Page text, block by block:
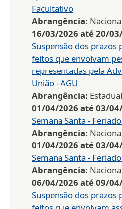
Facultativo
Abrangência: Nacional
16/03/2026 até20/
Suspensão dos prazos
feitos que envolvam
representadas pela
União - AGU
Abrangência: Estadual
01/04/2026 até03/
Semana Santa -
Abrangência: Nacional
01/04/2026 até03/
Semana Santa -
Abrangência: Nacional
06/04/2026 até09/
Suspensão dos prazos